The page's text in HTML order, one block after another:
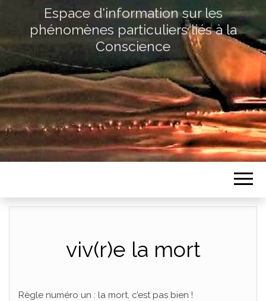
Espace d'information sur les
phénomènes particuliers liés à la
Conscience
viv(r)e la mort
Règle numéro un : la mort, c’est pas bien !